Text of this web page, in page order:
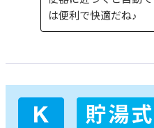
は便利で快適だね♪